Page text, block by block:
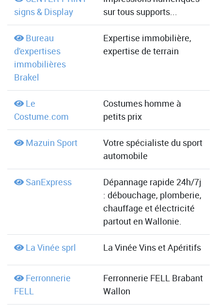
signs & Display
sur tous supports...
Bureau
d'expertises
immobilières
Brakel
Expertise immobilière,
expertise de terrain
Le
Costume.com
Costumes homme à
petits prix
Mazuin Sport
Votre spécialiste du sport
automobile
SanExpress
Dépannage rapide 24h/7j
: débouchage, plomberie,
chauffage et électricité
partout en Wallonie.
La Vinée sprl La Vinée Vins et Apéritifs
Ferronnerie
FELL
Ferronnerie FELL Brabant
Wallon